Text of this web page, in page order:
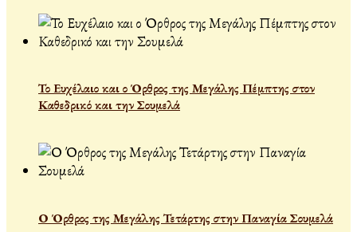
Το Ευχέλαιο και ο Όρθρος της Μεγάλης Πέμπτης στον
Καθεδρικό και την Σουμελά
Ο Όρθρος της Μεγάλης Τετάρτης στην Παναγία Σουμελά